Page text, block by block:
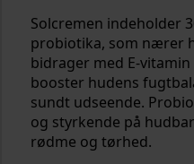
Solcremen indeholder
probiotika, som nærer
bidrager med E-
booster hudens
sundt udseende.
og styrkende på
rødme og tørhed.